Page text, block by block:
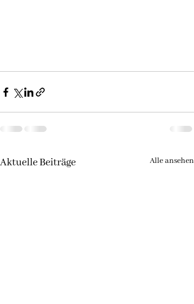
Aktuelle Beiträge Alle ansehen